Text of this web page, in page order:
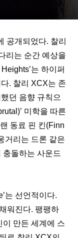
공개되었다. 찰리
리는 순간 예상을
는 하이퍼
. 찰리 XCX는 존
던 음향 규칙으
미학을 따른
동료 핀 킨(Finn
거리는 드론 같은
돌하는 사운드
는 선언적이다.
워진다. 팽팽하
이 만든 세계에 스